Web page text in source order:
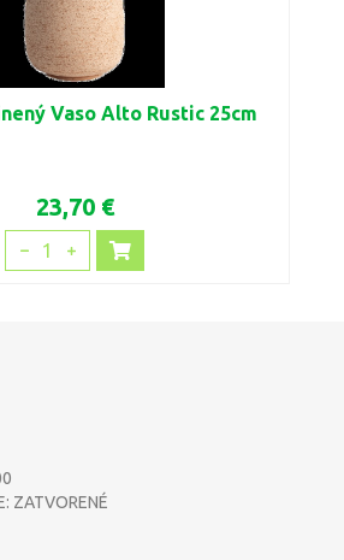
Vaso Alto Rustic 25cm
23,70 €
1
ZATVORENÉ